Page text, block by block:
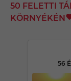
50 FELETTI
KÖRNYÉKÉN
56